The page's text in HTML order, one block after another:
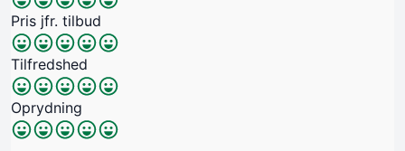
Pris jfr. tilbud
Tilfredshed
Oprydning